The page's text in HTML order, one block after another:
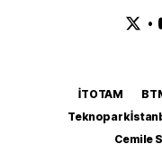
•
İTOTAM
Teknopark
Cemile